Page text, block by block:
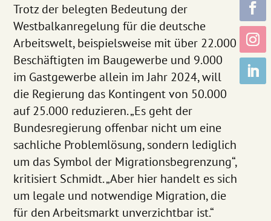
Trotz der belegten Bedeutung der
Westbalkanregelung für die deutsche
Arbeitswelt, beispielsweise mit über 22.000
Beschäftigten im Baugewerbe und 9.000
im Gastgewerbe allein im Jahr 2024, will
die Regierung das Kontingent von 50.000
auf 25.000 reduzieren. „Es geht der
Bundesregierung offenbar nicht um eine
sachliche Problemlösung, sondern lediglich
um das Symbol der Migrationsbegrenzung“,
kritisiert Schmidt. „Aber hier handelt es sich
um legale und notwendige Migration, die
für den Arbeitsmarkt unverzichtbar ist.“